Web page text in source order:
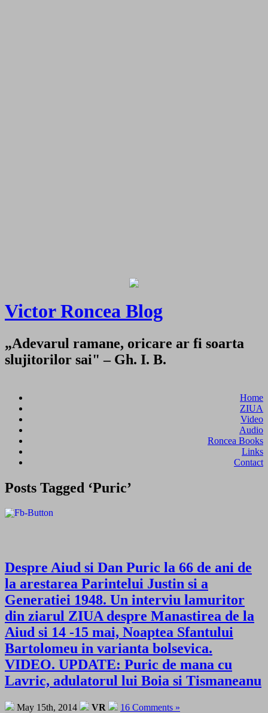
Victor Roncea Blog
„Adevarul ramane, oricare ar fi soarta
slujitorilor sai" – Gh. I. B.
Home
ZIUA
Video
Audio
Roncea Books
Links
Contact
Posts Tagged ‘Puric’
Despre Aiud si Dan Puric la 66 de ani de
la arestarea Parintelui Justin si a
Generatiei 1948. Un interviu lamuritor
din ziarul ZIUA despre Manastirea de la
Aiud si 14 -15 mai, Noaptea Sfantului
Bartolomeu in varianta bolsevica.
VIDEO. UPDATE: Puric de mana cu
Lavric, adulatorul lui Boia si Tismaneanu
May 15th, 2014 VR 16 Comments »